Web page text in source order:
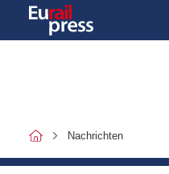
Nachrichten